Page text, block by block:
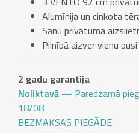
Alumīnija un cinkota
Sānu privātuma
Pilnībā aizver vienu
2 gadu garantija
Noliktavā — Paredzamā
18/08
BEZMAKSAS PIEGĀDE